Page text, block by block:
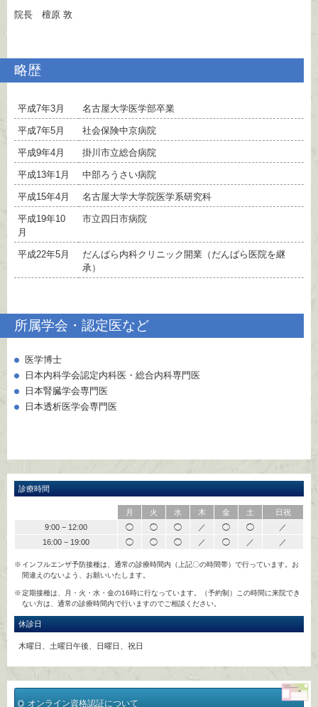
院長 檀原 敦
略歴
平成7年3月 名古屋大学医学部卒業
平成7年5月 社会保険中京病院
平成9年4月 掛川市立総合病院
平成13年1月 中部ろうさい病院
平成15年4月 名古屋大学大学院医学系研究科
平成19年10
月
市立四日市病院
平成22年5月
だんばら内科クリニック開業（だんばら医院を継
承）
所属学会・認定医など
医学博士
日本内科学会認定内科医・総合内科専門医
日本腎臓学会専門医
日本透析医学会専門医
診療時間
月 火 水 木 金 土
日祝
9:00 − 12:00
◯ ◯ ◯ ／ ◯ ◯
／
16:00 − 19:00
◯ ◯ ◯ ／ ◯ ／ ／
インフルエンザ予防接種は、通常の診療時間内（上記〇の時間帯）で行っています。お
間違えのないよう、お願いいたします。
定期接種は、月・火・水・金の16時に行なっています。（予約制）この時間に来院でき
ない方は、通常の診療時間内で行いますのでご相談ください。
休診日
木曜日、土曜日午後、日曜日、祝日
オンライン資格認証について